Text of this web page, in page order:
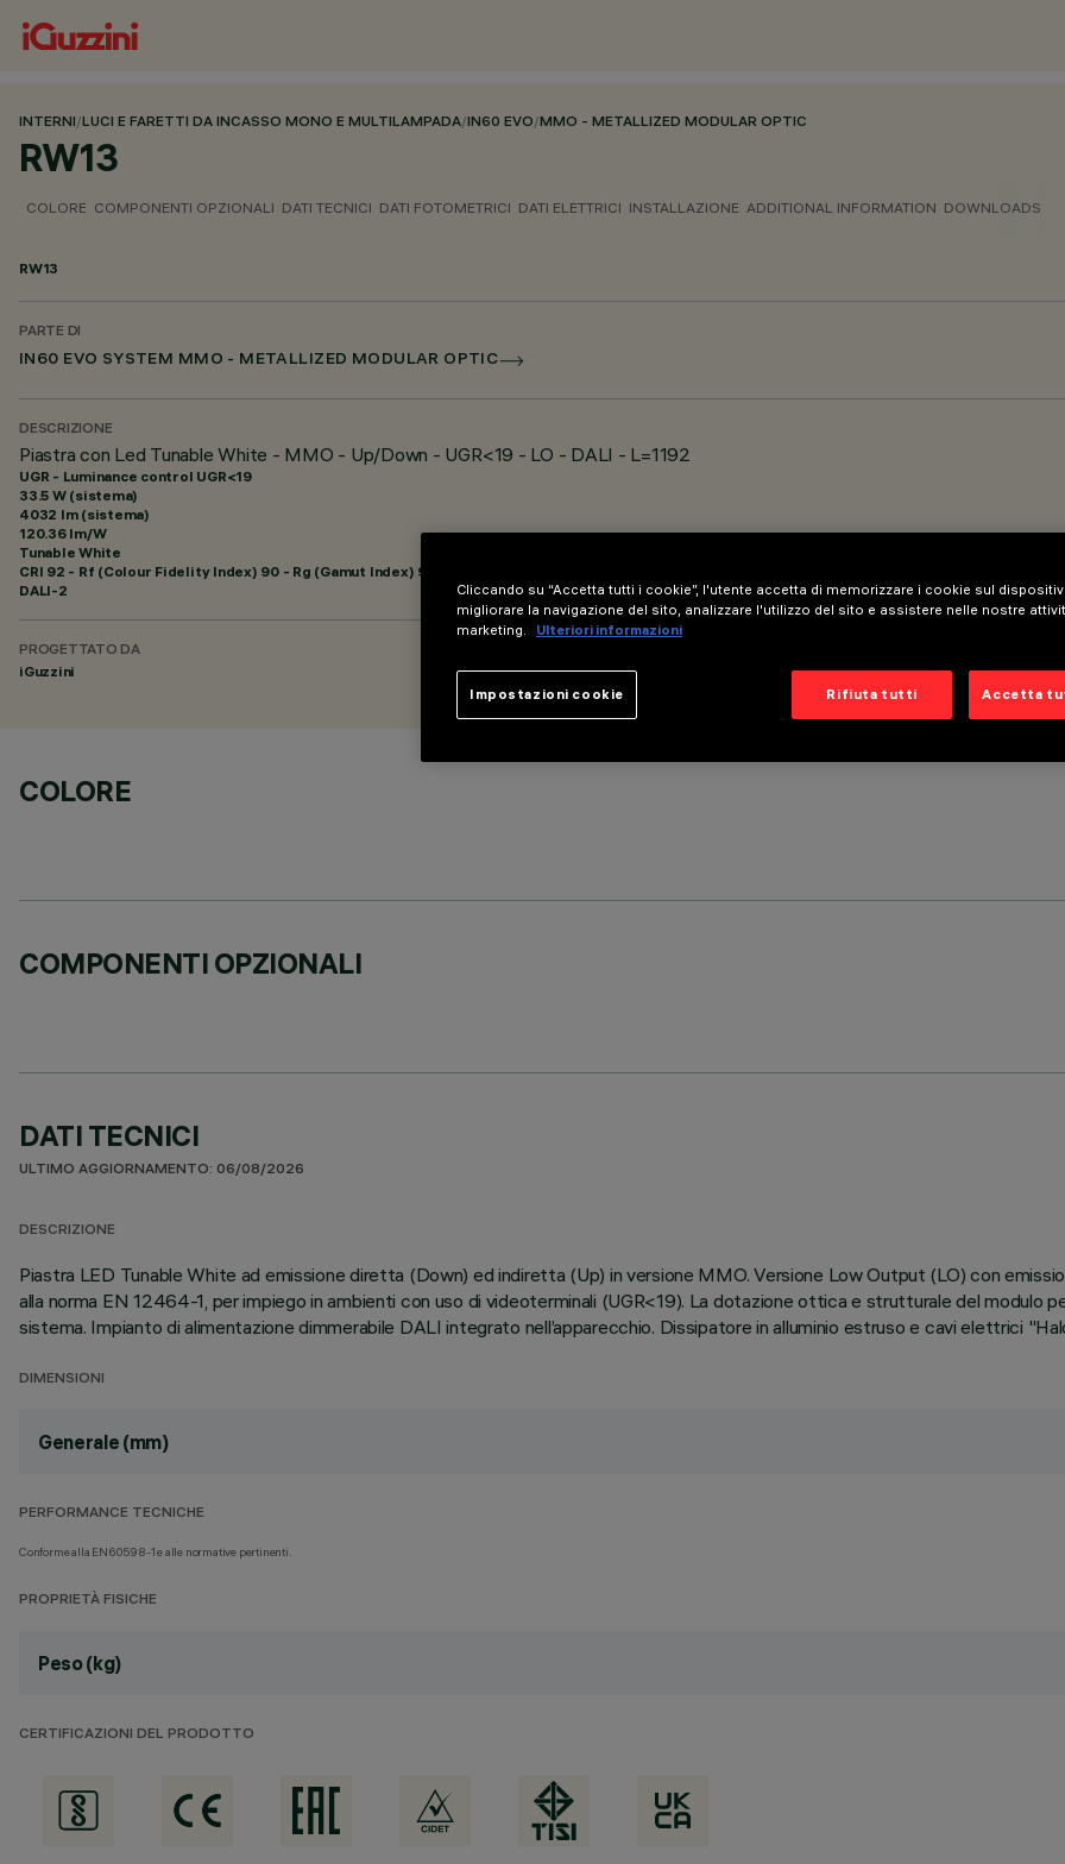
INTERNI/LUCI E FARETTI DA INCASSO MONO E MULTILAMPADA/IN60 EVO/MMO - METALLIZED MODULAR OPTIC
RW13
COLORE COMPONENTI OPZIONALI DATI TECNICI DATI FOTOMETRICI DATI ELETTRICI INSTALLAZIONE ADDITIONAL INFORMATION DOWNLOADS
RW13
PARTE DI
IN60 EVO SYSTEM MMO - METALLIZED MODULAR OPTIC
DESCRIZIONE
Piastra con Led Tunable White - MMO - Up/Down - UGR<19 - LO - DALI - L=1192
UGR - Luminance control UGR<19
33.5 W (sistema)
4032 lm (sistema)
120.36 lm/W
Tunable White
CRI 92 - Rf (Colour Fidelity Index) 90 - Rg (Gamut Index) 98
DALI-2
PROGETTATO DA
iGuzzini
COLORE
COMPONENTI OPZIONALI
DATI TECNICI
ULTIMO AGGIORNAMENTO: 06/08/2026
DESCRIZIONE
Piastra LED Tunable White ad emissione diretta (Down) ed indiretta (Up) in versione MMO. Versione Low Output (LO) con
alla norma EN 12464-1, per impiego in ambienti con uso di videoterminali (UGR<19). La dotazione ottica e strutturale del
sistema. Impianto di alimentazione dimmerabile DALI integrato nell’apparecchio. Dissipatore in alluminio estruso e cavi elettrici
DIMENSIONI
Generale (mm)
PERFORMANCE TECNICHE
Conforme alla EN60598-1 e alle normative pertinenti.
PROPRIETÀ FISICHE
Peso (kg)
CERTIFICAZIONI DEL PRODOTTO
Cliccando su “Accetta tutti i cookie”, l'utente accetta di memorizzare i cookie sul
migliorare la navigazione del sito, analizzare l'utilizzo del sito e assistere nelle nostre
marketing.
Ulteriori informazioni
Rifiuta tutti Accetta
Impostazioni cookie